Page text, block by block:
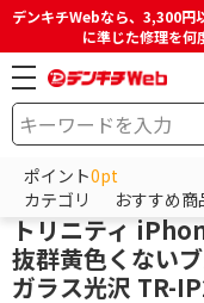
デンキチWebなら、3,300円
に準じた修理を何
ポイント0pt
カテゴリ
おすすめ商
HOME 商品一覧ペー
トリニティ
トリニティ
抜群黄色くない
ガラス光沢 TR-